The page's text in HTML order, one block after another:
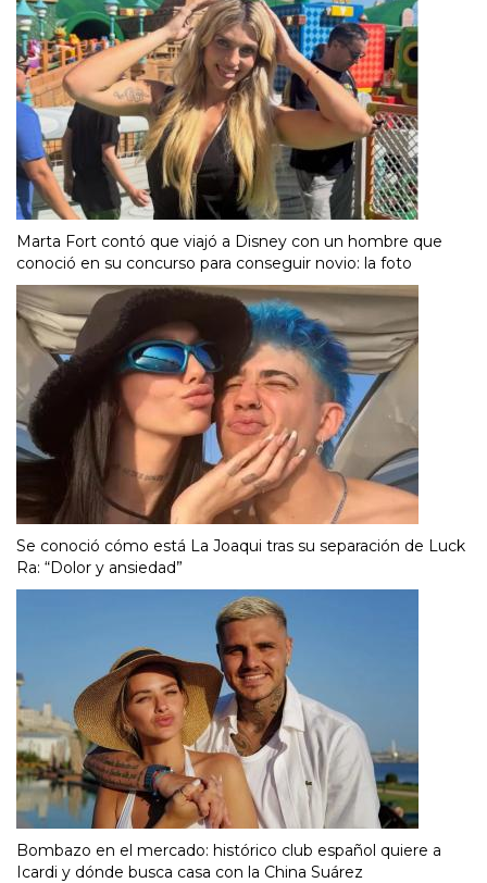
Marta Fort contó que viajó a Disney con un hombre que
conoció en su concurso para conseguir novio: la foto
Se conoció cómo está La Joaqui tras su separación de Luck
Ra: “Dolor y ansiedad”
Bombazo en el mercado: histórico club español quiere a
Icardi y dónde busca casa con la China Suárez